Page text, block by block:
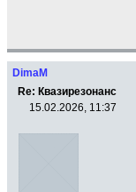
DimaM
Re: Квазирезонанс
15.02.2026, 11:37